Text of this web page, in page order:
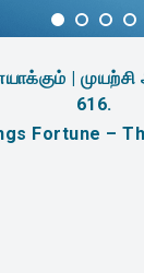
|
616.
Fortune –